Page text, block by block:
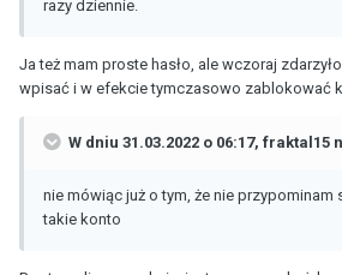
razy dziennie.
Ja też mam proste hasło, ale wczoraj
wpisać i w efekcie tymczasowo zablokować
W dniu 31.03.2022 o 06:17, fraktal15
nie mówiąc już o tym, że nie przypominam
takie konto